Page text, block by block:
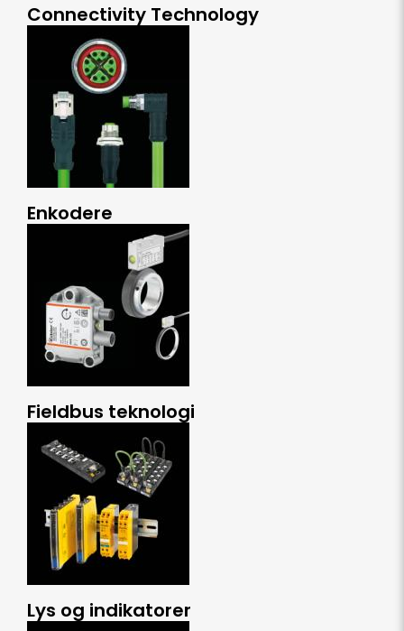
Connectivity Technology
Enkodere
Fieldbus teknologi
Lys og indikatorer